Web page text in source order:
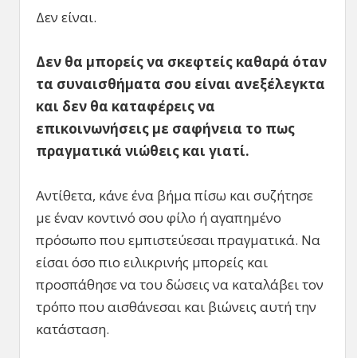
Δεν είναι.
Δεν θα μπορείς να σκεφτείς καθαρά όταν
τα συναισθήματα σου είναι ανεξέλεγκτα
και δεν θα καταφέρεις να
επικοινωνήσεις με σαφήνεια το πως
πραγματικά νιώθεις και γιατί.
Αντίθετα, κάνε ένα βήμα πίσω και συζήτησε
με έναν κοντινό σου φίλο ή αγαπημένο
πρόσωπο που εμπιστεύεσαι πραγματικά. Να
είσαι όσο πιο ειλικρινής μπορείς και
προσπάθησε να του δώσεις να καταλάβει τον
τρόπο που αισθάνεσαι και βιώνεις αυτή την
κατάσταση.